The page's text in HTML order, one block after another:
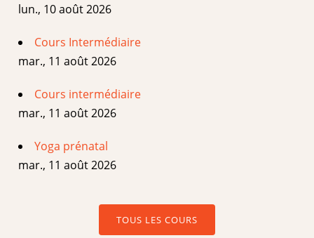
lun., 10 août 2026
Cours Intermédiaire
mar., 11 août 2026
Cours intermédiaire
mar., 11 août 2026
Yoga prénatal
mar., 11 août 2026
TOUS LES COURS